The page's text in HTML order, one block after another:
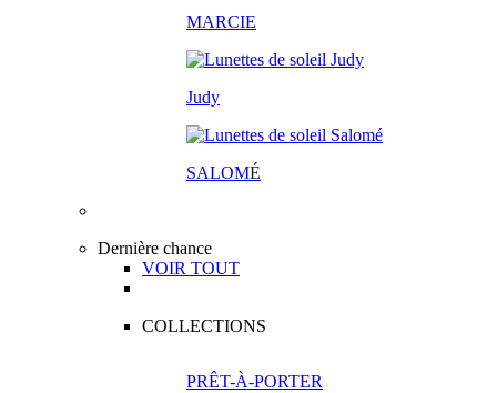
MARCIE
Judy
SALOMÉ
Dernière chance
VOIR TOUT
COLLECTIONS
PRÊT-À-PORTER